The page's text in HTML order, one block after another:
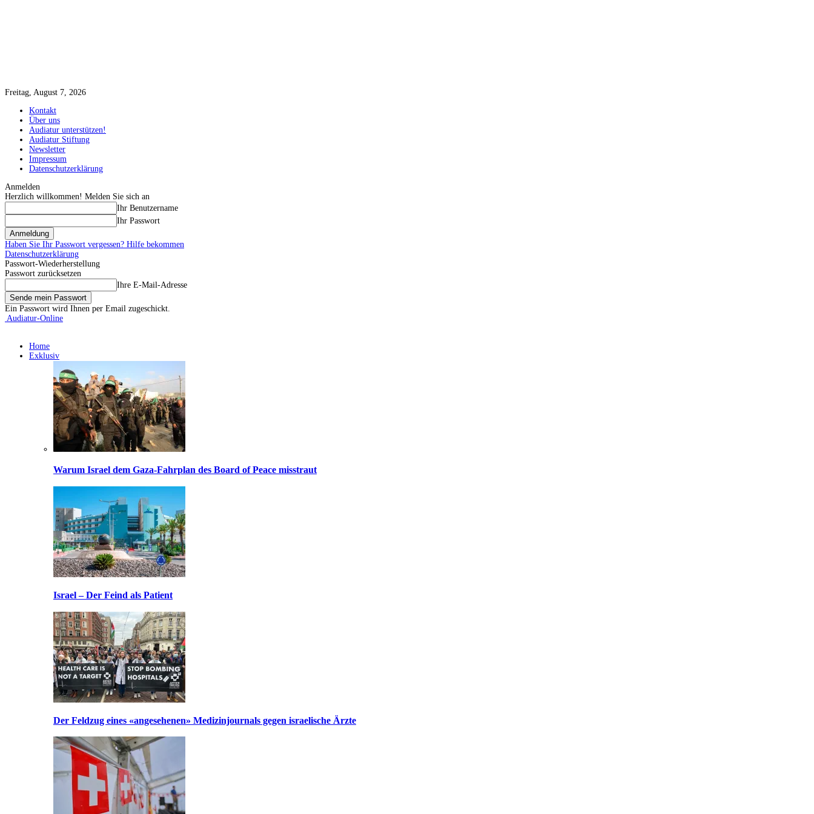
Freitag, August 7, 2026
Kontakt
Über uns
Audiatur unterstützen!
Audiatur Stiftung
Newsletter
Impressum
Datenschutzerklärung
Anmelden
Herzlich willkommen! Melden Sie sich an
Ihr Benutzername
Ihr Passwort
Haben Sie Ihr Passwort vergessen? Hilfe bekommen
Datenschutzerklärung
Passwort-Wiederherstellung
Passwort zurücksetzen
Ihre E-Mail-Adresse
Ein Passwort wird Ihnen per Email zugeschickt.
Audiatur-Online
Home
Exklusiv
Warum Israel dem Gaza-Fahrplan des Board of Peace misstraut
Israel – Der Feind als Patient
Der Feldzug eines «angesehenen» Medizinjournals gegen israelische Ärzte